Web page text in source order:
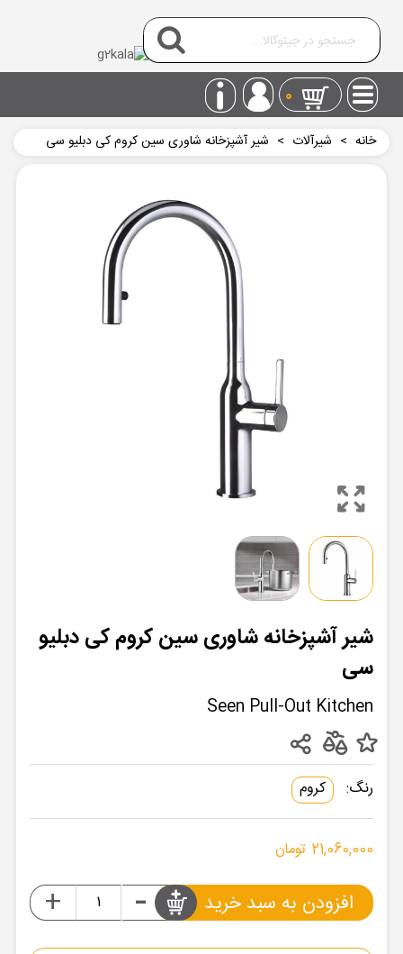
0
خانه > شیرآلات > شیر آشپزخانه شاوری سین کروم کی دبلیو سی
شیر آشپزخانه شاوری سین کروم کی دبلیو
سی
Seen Pull-Out Kitchen
رنگ: کروم
21,060,000 تومان
-
+ افزودن به سبد خرید